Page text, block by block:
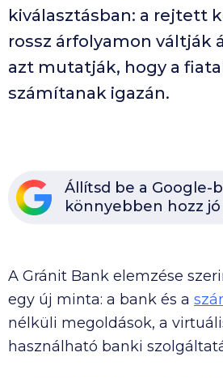
kiválasztásban: a rejtett
rossz árfolyamon váltják
azt mutatják, hogy a
számítanak igazán.
Állítsd be a Google-
könnyebben hozz
A Gránit Bank elemzése
egy új minta: a bank és a
nélküli megoldások, a
használható banki